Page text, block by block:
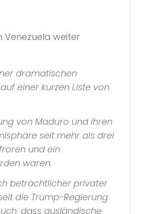
Venezuela weiter
dramatischen
einer kurzen Liste von
von Maduro und ihren
seit mehr als drei
und ein
waren.
beträchtlicher privater
die Trump-Regierung
dass ausländische